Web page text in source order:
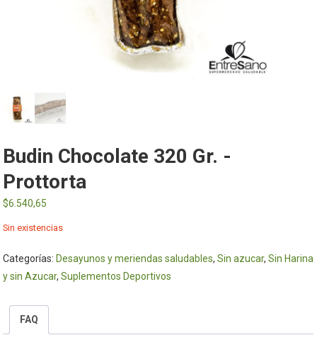
Budin Chocolate 320 Gr. -
Prottorta
$6.540,65
Sin existencias
Categorías: Desayunos y meriendas saludables,Sin azucar,Sin Harina
y sin Azucar,Suplementos Deportivos
FAQ